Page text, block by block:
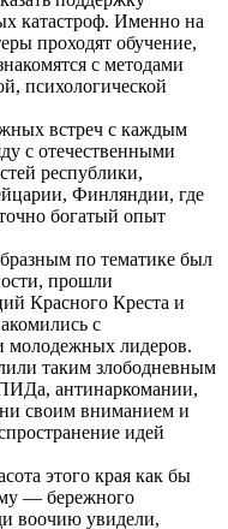
катастроф. Именно на
проходят обучение,
с методами
психологической
встреч с каждым
с отечественными
республики,
Финляндии, где
богатый опыт
по тематике был
прошли
Красного Креста и
с
молодежных лидеров.
таким злободневным
антинаркомании,
своим вниманием и
идей
этого края как бы
— бережного
воочию увидели,